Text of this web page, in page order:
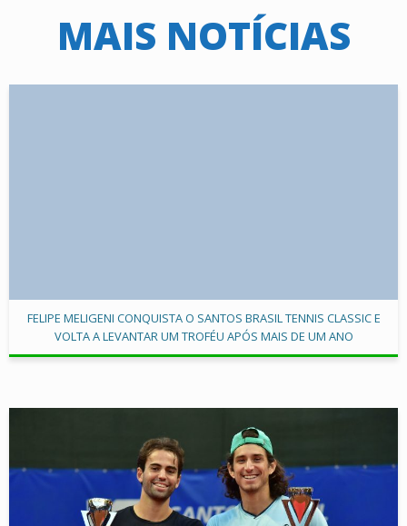
MAIS NOTÍCIAS
FELIPE MELIGENI CONQUISTA O SANTOS BRASIL TENNIS CLASSIC E
VOLTA A LEVANTAR UM TROFÉU APÓS MAIS DE UM ANO